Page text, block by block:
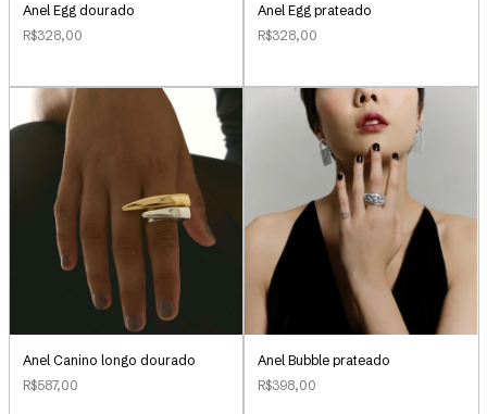
Anel Egg dourado
R$328,00
Anel Egg prateado
R$328,00
Anel Canino longo dourado
R$587,00
Anel Bubble prateado
R$398,00